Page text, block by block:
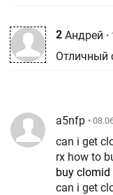
2 Андрей •
Отличный
a5nfp •
can i get
rx how to
buy clomid
can i get